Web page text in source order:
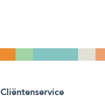
Cliëntenservice